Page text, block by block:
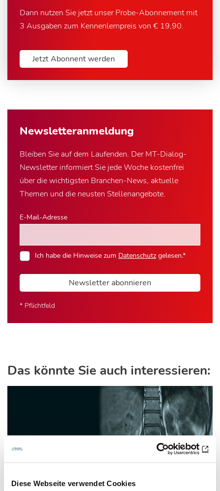
Diese Webseite verwendet Cookies
Newsletter­anmeldung
Bleiben Sie auf dem Laufenden. Der MT-Dialog-
Newsletter informiert Sie jede Woche kostenfrei
über die wichtigsten Branchen-News, aktuelle
Themen und die neusten Stellenangebote.
E-Mail-Adresse
Ich habe die Hinweise zum Datenschutzgelesen.*
Newsletter abonnieren
* Pflichtfeld
Dann nutzen Sie jetzt unser Probe-Abonnement mit
3 Ausgaben zum Kennenlernpreis von € 19,90.
Jetzt Abonnent werden
Das könnte Sie auch interessieren: